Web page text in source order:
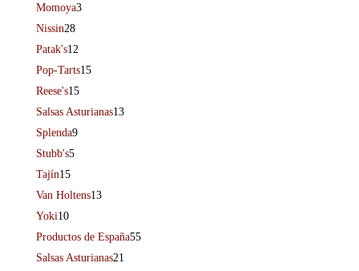
Momoya3
Nissin28
Patak's12
Pop-Tarts15
Reese's15
Salsas Asturianas13
Splenda9
Stubb's5
Tajín15
Van Holtens13
Yoki10
Productos de España55
Salsas Asturianas21